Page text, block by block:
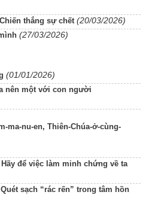
thắng sự chết (20/03/2026)
(27/03/2026)
(01/01/2026)
nên một với con người
ma-nu-en, Thiên-Chúa-ở-cùng-
để việc làm minh chứng về ta
sạch “rác rến” trong tâm hồn